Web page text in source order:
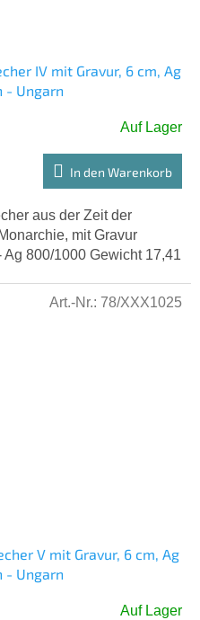
IV mit Gravur, 6 cm, Ag
- Ungarn
Auf Lager
In den Warenkorb
aus der Zeit der
mit Gravur
800/1000 Gewicht 17,41
V mit Gravur, 6 cm, Ag
- Ungarn
Auf Lager
Art.-Nr.: 78/XXX1025